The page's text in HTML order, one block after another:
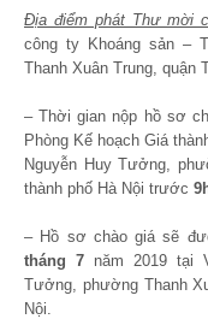
Địa điểm phát Thư mời
công ty Khoáng sản –
Thanh Xuân Trung, quận
– Thời gian nộp hồ sơ
Phòng Kế hoạch Giá
Nguyễn Huy Tưởng,
thành phố Hà Nội trước
– Hồ sơ chào giá sẽ
tháng 7 năm 2019 tại
Tưởng, phường Thanh
Nội.